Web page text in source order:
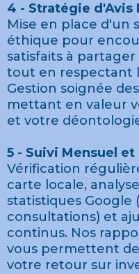
4 - Stratégie d'Avis
Mise en place d'un
éthique pour
satisfaits à
tout en respectant
Gestion soignée
mettant en valeur
et votre
5 - Suivi Mensuel
Vérification
carte locale,
statistiques Google
consultations) et
continus. Nos
vous permettent
votre retour sur